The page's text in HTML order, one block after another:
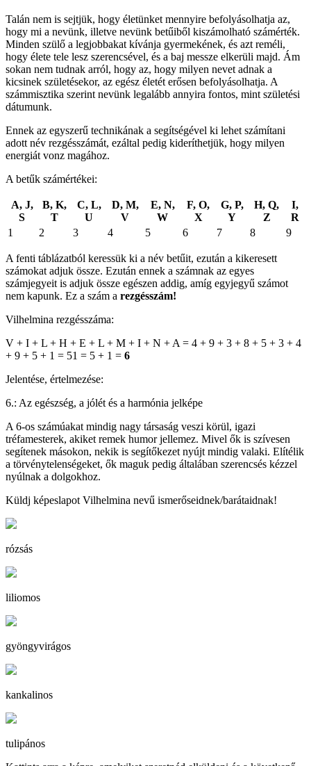
Talán nem is sejtjük, hogy életünket mennyire befolyásolhatja az,
hogy mi a nevünk, illetve nevünk betűiből kiszámolható számérték.
Minden szülő a legjobbakat kívánja gyermekének, és azt reméli,
hogy élete tele lesz szerencsével, és a baj messze elkerüli majd. Ám
sokan nem tudnak arról, hogy az, hogy milyen nevet adnak a
kicsinek születésekor, az egész életét erősen befolyásolhatja. A
számmisztika szerint nevünk legalább annyira fontos, mint születési
dátumunk.
Ennek az egyszerű technikának a segítségével ki lehet számítani
adott név rezgésszámát, ezáltal pedig kideríthetjük, hogy milyen
energiát vonz magához.
A betűk számértékei:
A, J,
S
B, K,
T
C, L,
U
D, M,
V
E, N,
W
F, O,
X
G, P,
Y
H, Q,
Z
I,
R
1
2 3 4 5 6 7 8 9
A fenti táblázatból keressük ki a név betűit, ezután a kikeresett
számokat adjuk össze. Ezután ennek a számnak az egyes
számjegyeit is adjuk össze egészen addig, amíg egyjegyű számot
nem kapunk. Ez a szám a rezgésszám!
Vilhelmina rezgésszáma:
V + I + L + H + E + L + M + I + N + A = 4 + 9 + 3 + 8 + 5 + 3 + 4
+ 9 + 5 + 1 = 51 = 5 + 1 = 6
Jelentése, értelmezése:
6.: Az egészség, a jólét és a harmónia jelképe
A 6-os számúakat mindig nagy társaság veszi körül, igazi
tréfamesterek, akiket remek humor jellemez. Mivel ők is szívesen
segítenek másokon, nekik is segítőkezet nyújt mindig valaki. Elítélik
a törvénytelenségeket, ők maguk pedig általában szerencsés kézzel
nyúlnak a dolgokhoz.
Küldj képeslapot Vilhelmina nevű ismerőseidnek/barátaidnak!
rózsás
liliomos
gyöngyvirágos
kankalinos
tulipános